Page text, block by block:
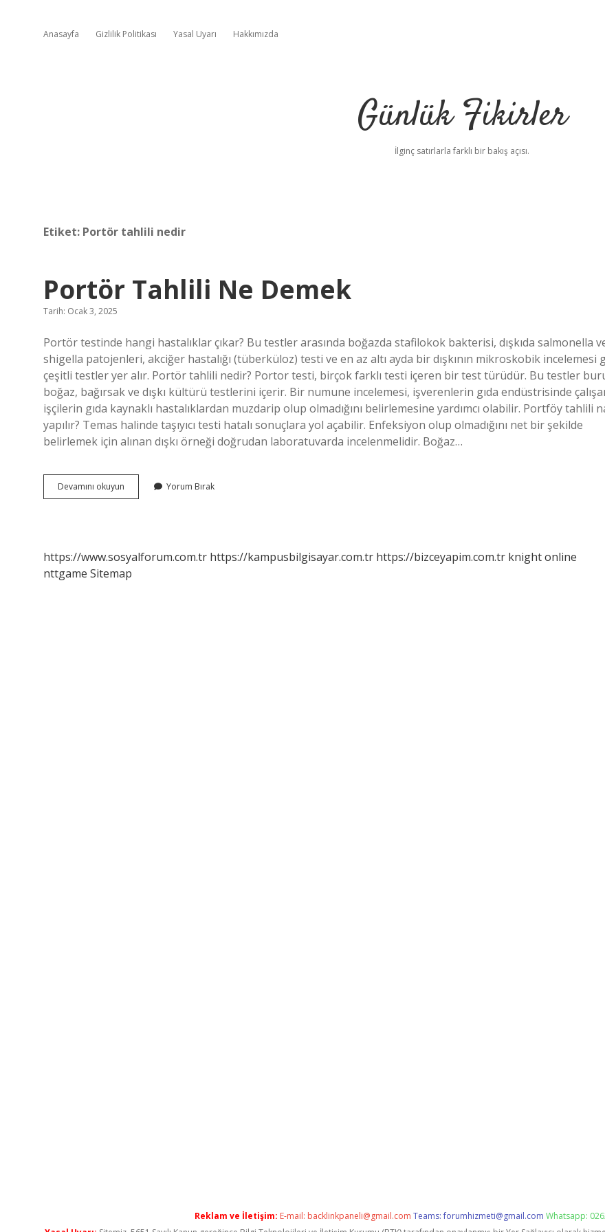
Anasayfa Gizlilik Politikası Yasal Uyarı Hakkımızda
Günlük Fikirler
İlginç satırlarla farklı bir bakış açısı.
Etiket: Portör tahlili nedir
Portör Tahlili Ne Demek
Tarih: Ocak 3, 2025
Portör testinde hangi hastalıklar çıkar? Bu testler arasında boğazda stafilokok bakterisi, dışkıda salmonella
shigella patojenleri, akciğer hastalığı (tüberküloz) testi ve en az altı ayda bir dışkının mikroskobik incelemesi
çeşitli testler yer alır. Portör tahlili nedir? Portor testi, birçok farklı testi içeren bir test türüdür. Bu testler
boğaz, bağırsak ve dışkı kültürü testlerini içerir. Bir numune incelemesi, işverenlerin gıda endüstrisinde
işçilerin gıda kaynaklı hastalıklardan muzdarip olup olmadığını belirlemesine yardımcı olabilir. Portföy tahlili
yapılır? Temas halinde taşıyıcı testi hatalı sonuçlara yol açabilir. Enfeksiyon olup olmadığını net bir şekilde
belirlemek için alınan dışkı örneği doğrudan laboratuvarda incelenmelidir. Boğaz…
Devamını okuyun
Tahlili
Yorum Bırak
https://www.sosyalforum.com.tr https://kampusbilgisayar.com.tr https://bizceyapim.com.tr knight online
nttgame Sitemap
Reklam ve İletişim: E-mail: backlinkpaneli@gmail.com Teams:forumhizmeti@gmail.com Whatsapp: